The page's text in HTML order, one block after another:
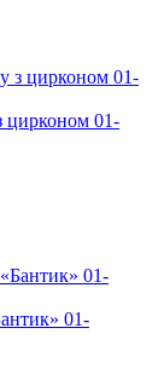
цирконом 01-
01-